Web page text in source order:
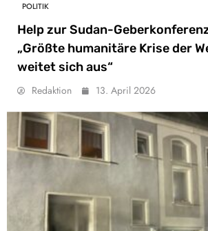
POLITIK
Help zur Sudan-
„Größte humanitäre Krise der
weitet sich aus“
Redaktion 13. April 2026